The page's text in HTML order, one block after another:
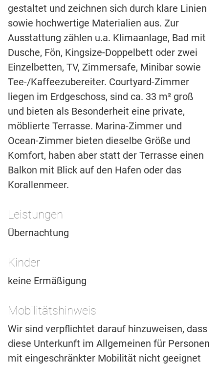
gestaltet und zeichnen sich durch klare Linien
sowie hochwertige Materialien aus. Zur
Ausstattung zählen u.a. Klimaanlage, Bad mit
Dusche, Fön, Kingsize-Doppelbett oder zwei
Einzelbetten, TV, Zimmersafe, Minibar sowie
Tee-/Kaffeezubereiter. Courtyard-Zimmer
liegen im Erdgeschoss, sind ca. 33 m² groß
und bieten als Besonderheit eine private,
möblierte Terrasse. Marina-Zimmer und
Ocean-Zimmer bieten dieselbe Größe und
Komfort, haben aber statt der Terrasse einen
Balkon mit Blick auf den Hafen oder das
Korallenmeer.
Leistungen
Übernachtung
Kinder
keine Ermäßigung
Mobilitätshinweis
Wir sind verpflichtet darauf hinzuweisen, dass
diese Unterkunft im Allgemeinen für Personen
mit eingeschränkter Mobilität nicht geeignet